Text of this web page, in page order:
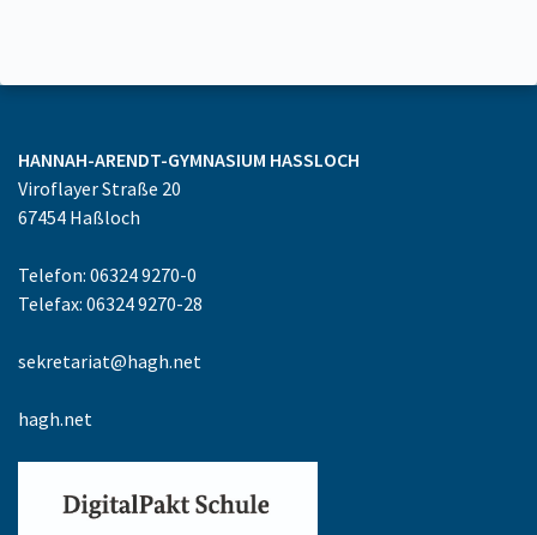
HANNAH-ARENDT-GYMNASIUM HASSLOCH
Viroflayer Straße 20
67454 Haßloch
Telefon: 06324 9270-0
Telefax: 06324 9270-28
sekretariat@hagh.net
hagh.net